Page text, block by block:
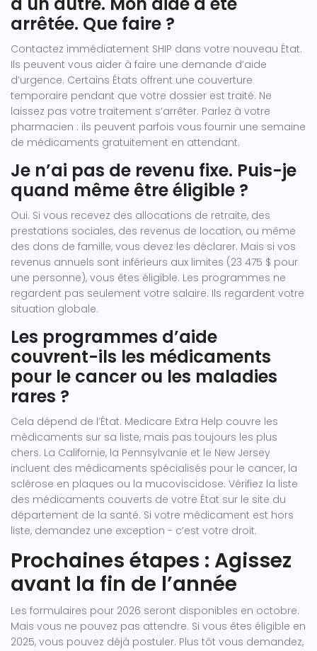
arrêtée. Que faire ?
Contactez immédiatement SHIP dans votre nouveau État.
Ils peuvent vous aider à faire une demande d’aide
d’urgence. Certains États offrent une couverture
temporaire pendant que votre dossier est traité. Ne
laissez pas votre traitement s’arrêter. Parlez à votre
pharmacien : ils peuvent parfois vous fournir une semaine
de médicaments gratuitement en attendant.
Je n’ai pas de revenu fixe. Puis-je
quand même être éligible ?
Oui. Si vous recevez des allocations de retraite, des
prestations sociales, des revenus de location, ou même
des dons de famille, vous devez les déclarer. Mais si vos
revenus annuels sont inférieurs aux limites (23 475 $ pour
une personne), vous êtes éligible. Les programmes ne
regardent pas seulement votre salaire. Ils regardent votre
situation globale.
Les programmes d’aide
couvrent-ils les médicaments
pour le cancer ou les maladies
rares ?
Cela dépend de l’État. Medicare Extra Help couvre les
médicaments sur sa liste, mais pas toujours les plus
chers. La Californie, la Pennsylvanie et le New Jersey
incluent des médicaments spécialisés pour le cancer, la
sclérose en plaques ou la mucoviscidose. Vérifiez la liste
des médicaments couverts de votre État sur le site du
département de la santé. Si votre médicament est hors
liste, demandez une exception - c’est votre droit.
Prochaines étapes : Agissez
avant la fin de l’année
Les formulaires pour 2026 seront disponibles en octobre.
Mais vous ne pouvez pas attendre. Si vous êtes éligible en
2025, vous pouvez déjà postuler. Plus tôt vous demandez,